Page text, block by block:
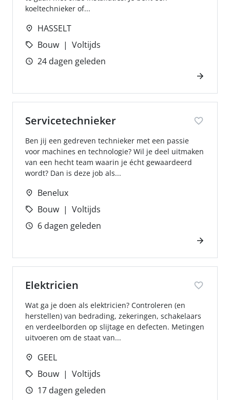
koeltechnieker of...
HASSELT
Bouw
Voltijds
24 dagen geleden
Servicetechnieker
Ben jij een gedreven technieker met een passie
voor machines en technologie? Wil je deel uitmaken
van een hecht team waarin je écht gewaardeerd
wordt? Dan is deze job als...
Benelux
Bouw
Voltijds
6 dagen geleden
Elektricien
Wat ga je doen als elektricien? Controleren (en
herstellen) van bedrading, zekeringen, schakelaars
en verdeelborden op slijtage en defecten. Metingen
uitvoeren om de staat van...
GEEL
Bouw
Voltijds
17 dagen geleden